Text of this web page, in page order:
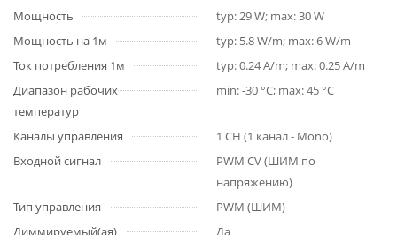
Мощность
typ: 29 W; max: 30 W
Мощность на 1м
typ: 5.8 W/m; max: 6 W/m
Ток потребления 1м
typ: 0.24 A/m; max: 0.25 A/m
Диапазон рабочих
температур
min: -30 °C; max: 45 °C
Каналы управления
1 CH (1 канал - Mono)
Входной сигнал
PWM СV (ШИМ по
напряжению)
Тип управления
PWM (ШИМ)
Диммируемый(ая)
Да